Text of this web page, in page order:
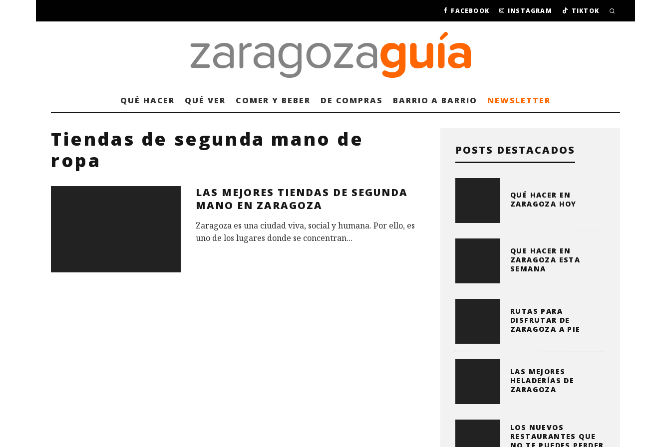
FACEBOOK INSTAGRAM TIKTOK
QUÉ HACER QUÉ VER COMER Y BEBER DE COMPRAS BARRIO A BARRIO NEWSLETTER
Tiendas de segunda mano de
ropa
LAS MEJORES TIENDAS DE SEGUNDA
MANO EN ZARAGOZA
Zaragoza es una ciudad viva, social y humana. Por ello, es
uno de los lugares donde se concentran...
POSTS DESTACADOS
QUÉ HACER EN
ZARAGOZA HOY
QUE HACER EN
ZARAGOZA ESTA
SEMANA
RUTAS PARA
DISFRUTAR DE
ZARAGOZA A PIE
LAS MEJORES
HELADERÍAS DE
ZARAGOZA
LOS NUEVOS
RESTAURANTES QUE
NO TE PUEDES PERDER